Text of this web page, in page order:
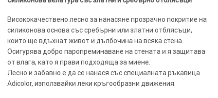
Висококачествено лесно за нанасяне прозрачно покритие на
силиконова основа със сребърни или златни отблясъци,
които ще вдъхнат живот и дълбочина на всяка стена.
Осигурява добро паропреминаване на стената и я защитава
от влага, като я прави подходяща за миене.
Лесно и забавно е да се нанася със специалната ръкавица
Adicolor, използвайки леки кръгообразни движения.
УСЛУГИ ОПЦИИ
Google